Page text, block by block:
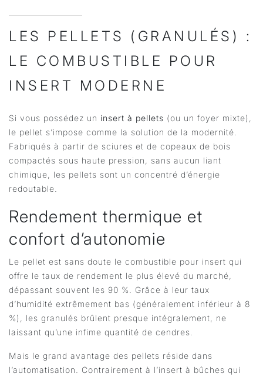
LES PELLETS (GRANULÉS) :
LE COMBUSTIBLE POUR
INSERT MODERNE
Si vous possédez un insert à pellets (ou un foyer mixte),
le pellet s’impose comme la solution de la modernité.
Fabriqués à partir de sciures et de copeaux de bois
compactés sous haute pression, sans aucun liant
chimique, les pellets sont un concentré d’énergie
redoutable.
Rendement thermique et
confort d’autonomie
Le pellet est sans doute le combustible pour insert qui
offre le taux de rendement le plus élevé du marché,
dépassant souvent les 90 %. Grâce à leur taux
d’humidité extrêmement bas (généralement inférieur à 8
%), les granulés brûlent presque intégralement, ne
laissant qu’une infime quantité de cendres.
Mais le grand avantage des pellets réside dans
l’automatisation. Contrairement à l’insert à bûches qui